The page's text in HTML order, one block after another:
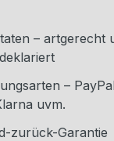
– artgerecht
–
uvm.
zurück-Garantie